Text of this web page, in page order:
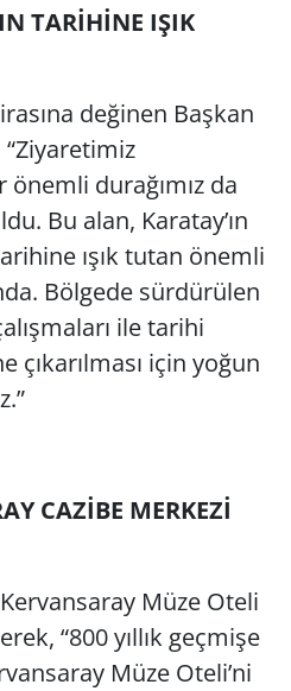
TARİHİNE IŞIK
değinen Başkan
“Ziyaretimiz
durağımız da
Bu alan, Karatay’ın
ışık tutan önemli
Bölgede sürdürülen
ile tarihi
çıkarılması için yoğun
CAZİBE MERKEZİ
Müze Oteli
“800 yıllık geçmişe
Müze Oteli’ni